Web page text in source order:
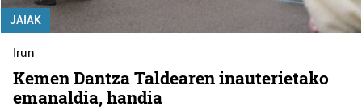
JAIAK
Irun
Kemen Dantza Taldearen inauterietako
emanaldia, handia